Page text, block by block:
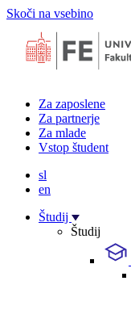
Skoči na vsebino
Za zaposlene
Za partnerje
Za mlade
Vstop študent
sl
en
Študij
Študij